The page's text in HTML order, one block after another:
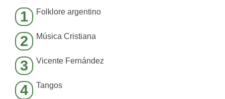
1 Folklore argentino
2 Música Cristiana
3 Vicente Fernández
4 Tangos